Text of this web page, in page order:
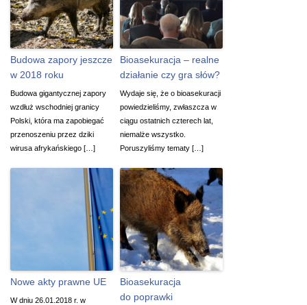
Budowa zapory jeszcze
w 2018 roku
Budowa gigantycznej zapory
wzdłuż wschodniej granicy
Polski, która ma zapobiegać
przenoszeniu przez dziki
wirusa afrykańskiego […]
Bioasekuracja – realne
działanie czy gra słów?
Wydaje się, że o bioasekuracji
powiedzieliśmy, zwłaszcza w
ciągu ostatnich czterech lat,
niemalże wszystko.
Poruszyliśmy tematy […]
Nowe akty prawne UE
W dniu 26.01.2018 r. w
Bioasekuracja
do poprawki